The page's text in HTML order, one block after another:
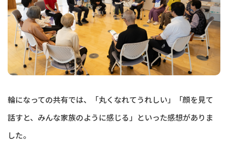
輪になっての共有では、「丸くなれてうれしい」「顔を見て
話すと、みんな家族のように感じる」といった感想がありま
した。